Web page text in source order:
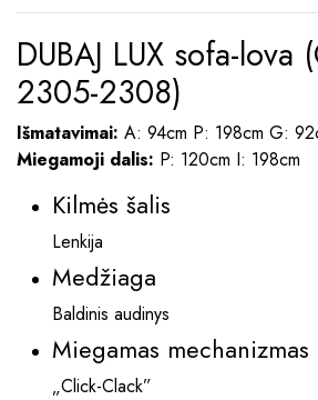
DUBAJ LUX sofa-lova
2305-2308)
Išmatavimai: A: 94cm P: 198cm G:
Miegamoji dalis: P: 120cm I: 198cm
Kilmės šalis
Lenkija
Medžiaga
Baldinis audinys
Miegamas mechanizmas
„Click-Clack”